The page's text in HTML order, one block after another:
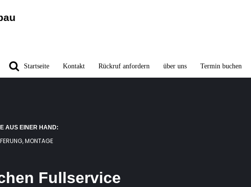
Startseite Kontakt Rückruf anfordern über uns Termin buchen
AUS EINER HAND:
MONTAGE
Fullservice